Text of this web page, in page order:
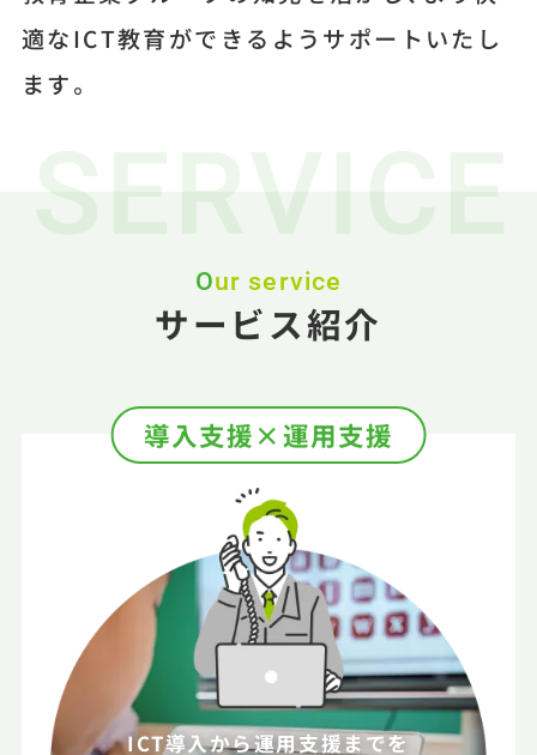
適なICT教育ができるようサポートいたし
ます。
Our service
サービス紹介
導入支援×運用支援
ICT導入から運用支援までを